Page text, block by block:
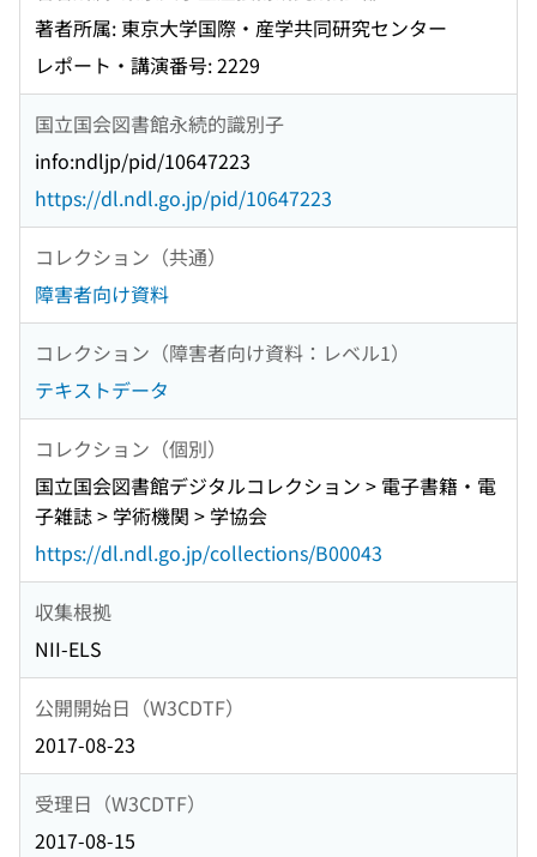
著者所属: 東京大学国際・産学共同研究センター
レポート・講演番号: 2229
国立国会図書館永続的識別子
info:ndljp/pid/10647223
https://dl.ndl.go.jp/pid/10647223
コレクション（共通）
障害者向け資料
コレクション（障害者向け資料：レベル1）
テキストデータ
コレクション（個別）
国立国会図書館デジタルコレクション > 電子書籍・電
子雑誌 > 学術機関 > 学協会
https://dl.ndl.go.jp/collections/B00043
収集根拠
NII-ELS
公開開始日（W3CDTF）
2017-08-23
受理日（W3CDTF）
2017-08-15